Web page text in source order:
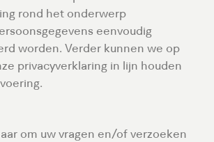
rond het onderwerp
eenvoudig
worden. Verder kunnen we op
privacyverklaring in lijn houden
om uw vragen en/of verzoeken